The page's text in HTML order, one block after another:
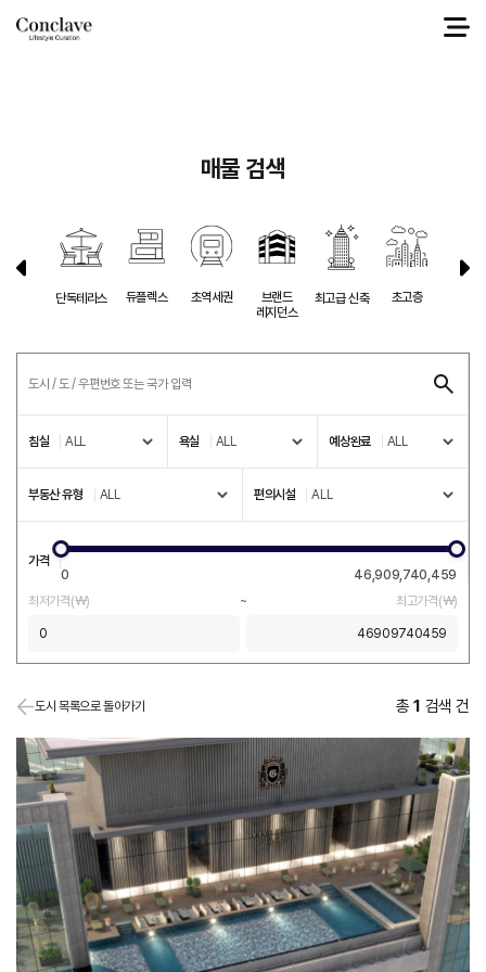
a.ci_ix = '3' and a.sl_ko_price between 0 and 46909740459 order by
a.sl_fix_top desc, a.sl_datetime desc
매물 검색
단독테라스 듀플렉스 초역세권
브랜드
레지던스
최고급 신축 초고층
침실 욕실 예상완료
부동산 유형 편의시설
가격
0
46,909,740,459
최저가격(￦)
~ 최고가격(￦)
도시 목록으로 돌아가기 총1 검색 건